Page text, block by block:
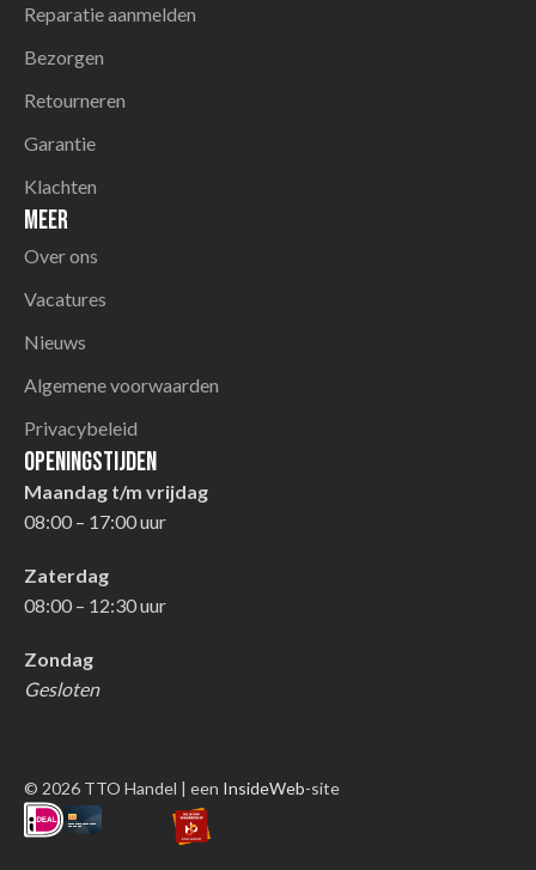
Reparatie aanmelden
Bezorgen
Retourneren
Garantie
Klachten
Meer
Over ons
Vacatures
Nieuws
Algemene voorwaarden
Privacybeleid
Openingstijden
Maandag t/m vrijdag
08:00 – 17:00 uur
Zaterdag
08:00 – 12:30 uur
Zondag
Gesloten
© 2026 TTO Handel | een InsideWeb-site